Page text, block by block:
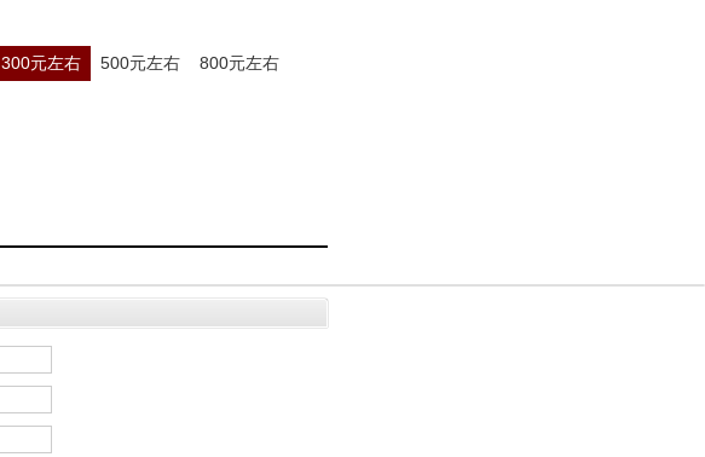
300元左右 500元左右
800元左右